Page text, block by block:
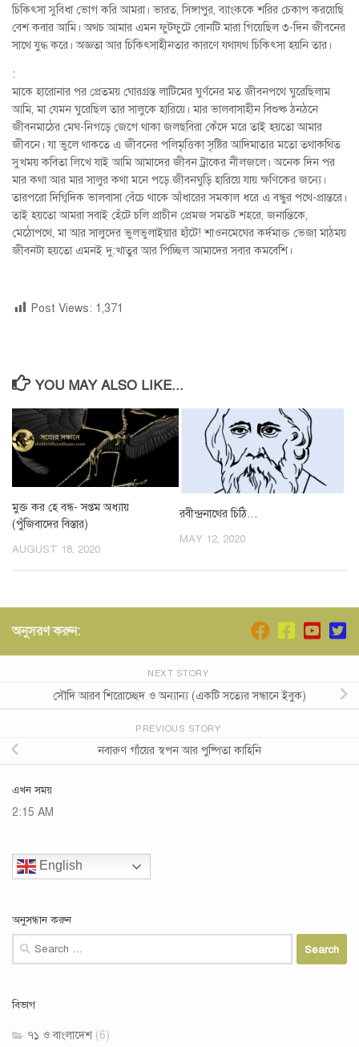
চিকিৎসা সুবিধা ভোগ করি আমরা। ভারত, সিঙ্গাপুর, ব্যাংককে শরির চেকাপ করয়েছি
বেশ কবার আমি। অথচ আমার এমন ফুটফুটে বোনটি মারা গিয়েছিল ৩-দিন জীবনের
সাথে যুদ্ধ করে। অজ্ঞতা আর চিকিৎসাহীনতার কারণে যথাযথ চিকিৎসা হয়নি তার।
:
মাকে হারোনার পর প্রেতময় ঘোরগ্রস্ত লাটিমের ঘুর্ণনের মত জীবনপথে ঘুরেছিলাম
আমি, মা যেমন ঘুরেছিল তার সালুকে হারিয়ে। মার ভালবাসাহীন বিশুষ্ক ঠনঠনে
জীবনমাঠের মেঘ-নিগড়ে জেগে থাকা জলছবিরা কেঁদে মরে তাই হয়তো আমার
জীবনে। যা ভুলে থাকতে এ জীবনের পলিমৃত্তিকা সৃষ্টির আদিমাতার মতো তথাকথিত
সুখময় কবিতা লিখে যাই আমি আমাদের জীবন ট্রাকের নীলজলে। অনেক দিন পর
মার কথা আর মার সালুর কথা মনে পড়ে জীবনঘুড়ি হারিয়ে যায় ক্ষণিকের জন্যে।
তারপরো দিগ্বিদিক ভালবাসা বেঁচে থাকে আঁধারের সমকাল ধরে এ বন্ধুর পথে-প্রান্তরে।
তাই হয়তো আমরা সবাই হেঁটে চলি প্রাচীন প্রেমজ সমতট শহরে, জনান্তিকে,
মেঠোপথে, মা আর সালুদের ভুলভুলাইয়ার হাঁটে! শাওনমেঘের কর্দমাক্ত ভেজা মাঠময়
জীবনটা হয়তো এমনই দু:খাতুর আর পিচ্ছিল আমাদের সবার কমবেশি।
Post Views: 1,371
YOU MAY ALSO LIKE...
মুক্ত কর হে বন্ধ- সপ্তম অধ্যায়
(পুঁজিবাদের বিস্তার)
AUGUST 18, 2020
রবীন্দ্রনাথের চিঠি…
MAY 12, 2020
অনুসরণ করুন:
NEXT STORY
সৌদি আরব শিরোচ্ছেদ ও অন্যান্য (একটি সত‍্যের সন্ধানে ইবুক)
PREVIOUS STORY
নবারুণ গাঁয়ের স্বপন আর পুষ্পিতা কাহিনি
এখন সময়
2:15 AM
English
অনুসন্ধান করুন
Search
বিভাগ
৭১ ও বাংলাদেশ(6)